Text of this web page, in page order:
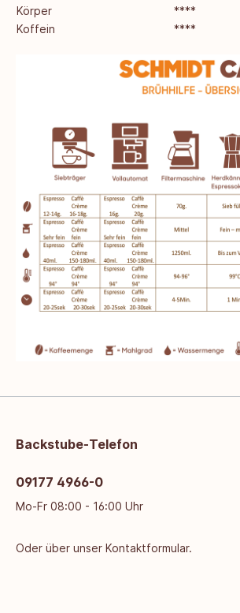
Körper
****
Koffein
****
Backstube-Telefon
09177 4966-0
Mo-Fr 08:00 - 16:00 Uhr
Oder über unser Kontaktformular.